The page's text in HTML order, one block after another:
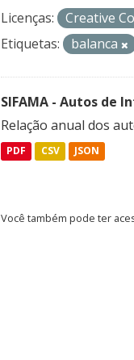
Licenças: Creative
Etiquetas:
balanca
SIFAMA - Autos de
Relação anual dos
PDF CSV JSON
Você também pode ter